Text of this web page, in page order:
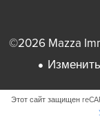
©2026 Mazza
Этот сайт защищен